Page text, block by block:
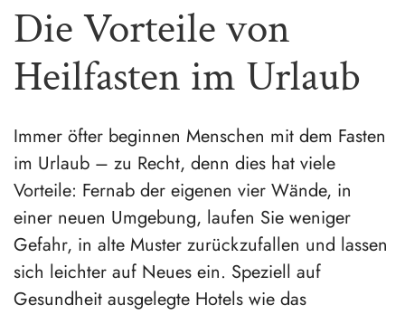
Die Vorteile von
Heilfasten im Urlaub
Immer öfter beginnen Menschen mit dem Fasten
im Urlaub – zu Recht, denn dies hat viele
Vorteile: Fernab der eigenen vier Wände, in
einer neuen Umgebung, laufen Sie weniger
Gefahr, in alte Muster zurückzufallen und lassen
sich leichter auf Neues ein. Speziell auf
Gesundheit ausgelegte Hotels wie das